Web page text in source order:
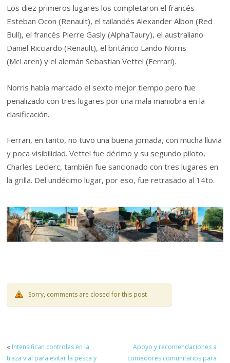
Los diez primeros lugares los completaron el francés
Esteban Ocon (Renault), el tailandés Alexander Albon (Red
Bull), el francés Pierre Gasly (AlphaTaury), el australiano
Daniel Ricciardo (Renault), el británico Lando Norris
(McLaren) y el alemán Sebastian Vettel (Ferrari).
Norris había marcado el sexto mejor tiempo pero fue
penalizado con tres lugares por una mala maniobra en la
clasificación.
Ferrari, en tanto, no tuvo una buena jornada, con mucha lluvia
y poca visibilidad. Vettel fue décimo y su segundo piloto,
Charles Leclerc, también fue sancionado con tres lugares en
la grilla. Del undécimo lugar, por eso, fue retrasado al 14to.
Sorry, comments are closed for this post
« Intensifican controles en la
traza vial para evitar la pesca y
Apoyo y recomendaciones a
comedores comunitarios para